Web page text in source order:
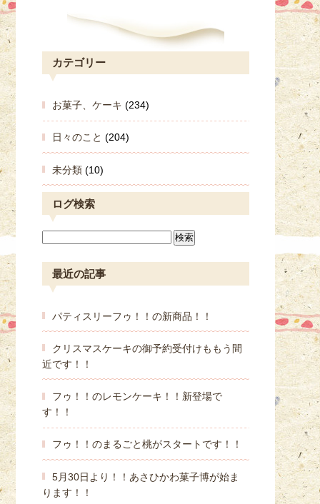
カテゴリー
お菓子、ケーキ (234)
日々のこと (204)
未分類 (10)
ログ検索
最近の記事
パティスリーフゥ！！の新商品！！
クリスマスケーキの御予約受付けももう間
近です！！
フゥ！！のレモンケーキ！！新登場で
す！！
フゥ！！のまるごと桃がスタートです！！
5月30日より！！あさひかわ菓子博が始ま
ります！！